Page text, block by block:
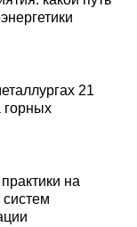
21
горных
на
систем